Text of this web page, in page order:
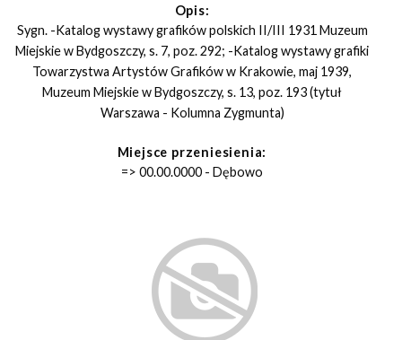
Opis:
Sygn. -Katalog wystawy grafików polskich II/III 1931 Muzeum
Miejskie w Bydgoszczy, s. 7, poz. 292; -Katalog wystawy grafiki
Towarzystwa Artystów Grafików w Krakowie, maj 1939,
Muzeum Miejskie w Bydgoszczy, s. 13, poz. 193 (tytuł
Warszawa - Kolumna Zygmunta)
Miejsce przeniesienia:
=> 00.00.0000 - Dębowo